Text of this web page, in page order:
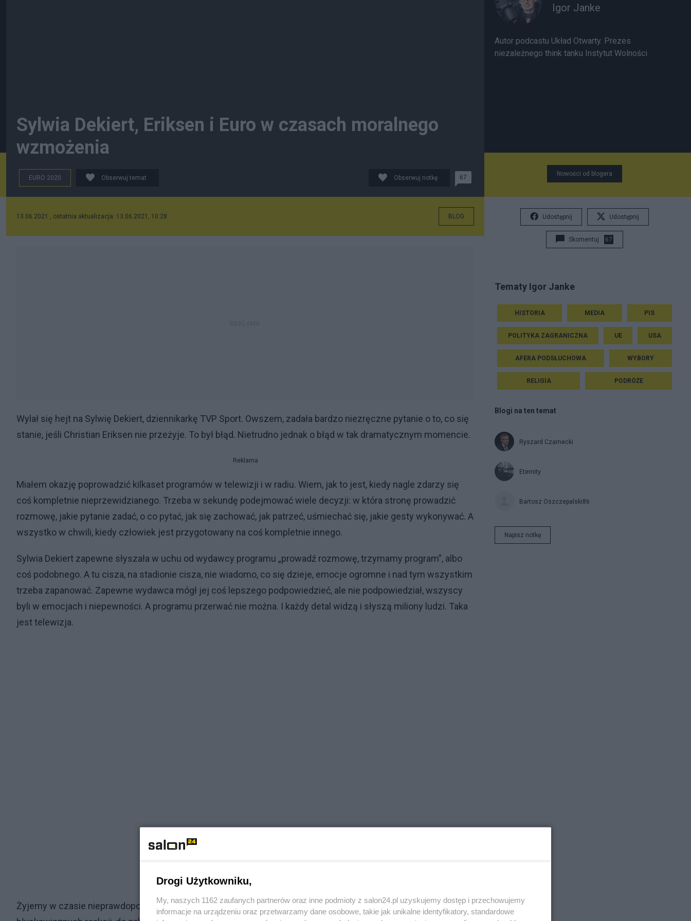
Sylwia Dekiert, Eriksen i Euro w czasach moralnego
wzmożenia
EURO 2020 Obserwuj temat Obserwuj notkę 67
13.06.2021 , ostatnia aktualizacja: 13.06.2021, 10:28 BLOG
Wylał się hejt na Sylwię Dekiert, dziennikarkę TVP Sport. Owszem, zadała bardzo niezręczne pytanie o to, co się
stanie, jeśli Christian Eriksen nie przeżyje. To był błąd. Nietrudno jednak o błąd w tak dramatycznym momencie.
Reklama
Miałem okazję poprowadzić kilkaset programów w telewizji i w radiu. Wiem, jak to jest, kiedy nagle zdarzy się
coś kompletnie nieprzewidzianego. Trzeba w sekundę podejmować wiele decyzji: w która stronę prowadzić
rozmowę, jakie pytanie zadać, o co pytać, jak się zachować, jak patrzeć, uśmiechać się, jakie gesty wykonywać. A
wszystko w chwili, kiedy człowiek jest przygotowany na coś kompletnie innego.
Sylwia Dekiert zapewne słyszała w uchu od wydawcy programu „prowadź rozmowę, trzymamy program”, albo
coś podobnego. A tu cisza, na stadionie cisza, nie wiadomo, co się dzieje, emocje ogromne i nad tym wszystkim
trzeba zapanować. Zapewne wydawca mógł jej coś lepszego podpowiedzieć, ale nie podpowiedział, wszyscy
byli w emocjach i niepewności. A programu przerwać nie można. I każdy detal widzą i słyszą miliony ludzi. Taka
jest telewizja.
Żyjemy w czasie nieprawdopodobnego wzmożenia emocjonalnego. Media społecznościowe prowokują do
Igor Janke
Autor podcastu Układ Otwarty. Prezes
niezależnego think tanku Instytut Wolności
Nowości od blogera
Udostępnij Udostępnij
Skomentuj 67
Tematy Igor Janke
HISTORIA MEDIA PIS
POLITYKA ZAGRANICZNA UE USA
AFERA PODSŁUCHOWA WYBORY
RELIGIA PODRÓŻE
Blogi na ten temat
Ryszard Czarnecki
Eternity
Bartosz Oszczepalski86
Napisz notkę
Drogi Użytkowniku,
My, naszych 1162 zaufanych partnerów oraz inne podmioty z salon24.pl uzyskujemy dostęp i przechowujemy
informacje na urządzeniu oraz przetwarzamy dane osobowe, takie jak unikalne identyfikatory, standardowe